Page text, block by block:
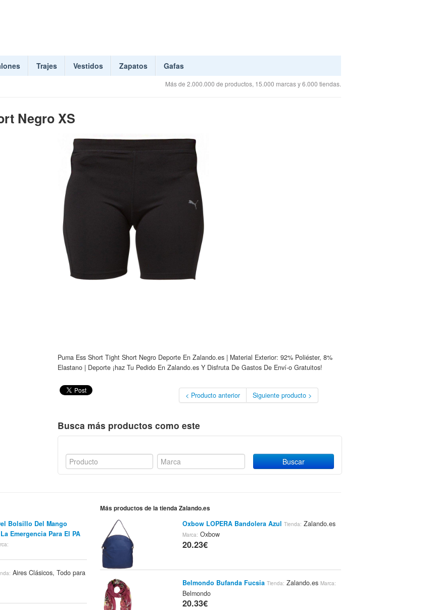
Trajes Vestidos Zapatos Gafas
Más de 2.000.000 de productos, 15.000 marcas y 6.000 tiendas.
Negro XS
Puma Ess Short Tight Short Negro Deporte En Zalando.es | Material Exterior: 92% Poliéster, 8%
Elastano | Deporte ¡haz Tu Pedido En Zalando.es Y Disfruta De Gastos De Enví-o Gratuitos!
< Producto anterior Siguiente producto >
Busca más productos como este
Bolsillo Del Mango
Emergencia Para El PA
Aires Clásicos, Todo para
Más productos de la tienda Zalando.es
Oxbow LOPERA Bandolera Azul Tienda: Zalando.es
Marca: Oxbow
20.23€
Belmondo Bufanda Fucsia Tienda: Zalando.es Marca:
Belmondo
20.33€